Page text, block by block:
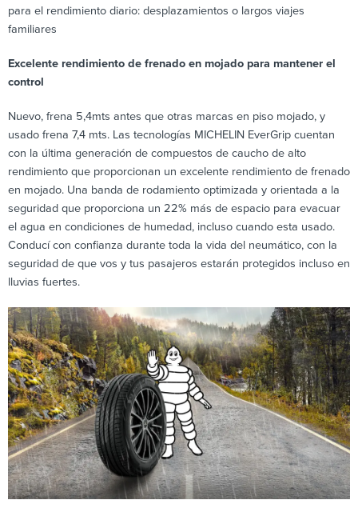
para el rendimiento diario: desplazamientos o largos viajes
familiares
Excelente rendimiento de frenado en mojado para mantener el
control
Nuevo, frena 5,4mts antes que otras marcas en piso mojado, y
usado frena 7,4 mts. Las tecnologías MICHELIN EverGrip cuentan
con la última generación de compuestos de caucho de alto
rendimiento que proporcionan un excelente rendimiento de frenado
en mojado. Una banda de rodamiento optimizada y orientada a la
seguridad que proporciona un 22% más de espacio para evacuar
el agua en condiciones de humedad, incluso cuando esta usado.
Conducí con confianza durante toda la vida del neumático, con la
seguridad de que vos y tus pasajeros estarán protegidos incluso en
lluvias fuertes.